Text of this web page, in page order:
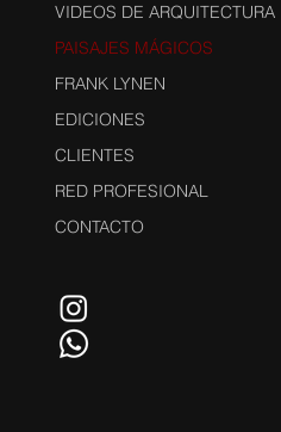
VIDEOS DE ARQUITECTURA
PAISAJES MÁGICOS
FRANK LYNEN
EDICIONES
CLIENTES
RED PROFESIONAL
CONTACTO